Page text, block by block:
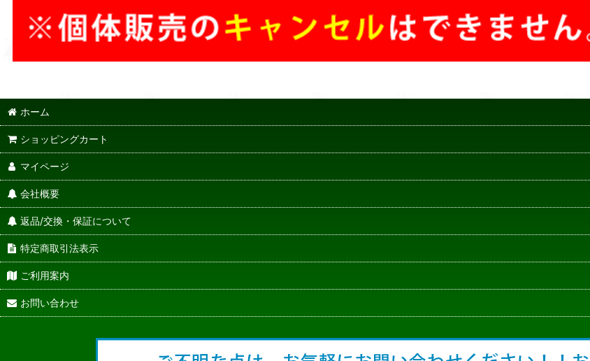
ホーム
ショッピングカート
マイページ
会社概要
返品/交換・保証について
特定商取引法表示
ご利用案内
お問い合わせ